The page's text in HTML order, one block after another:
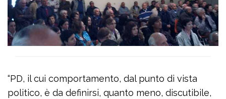
“PD, il cui comportamento, dal punto di vista
politico, è da definirsi, quanto meno, discutibile,